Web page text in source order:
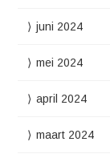
juni 2024
mei 2024
april 2024
maart 2024